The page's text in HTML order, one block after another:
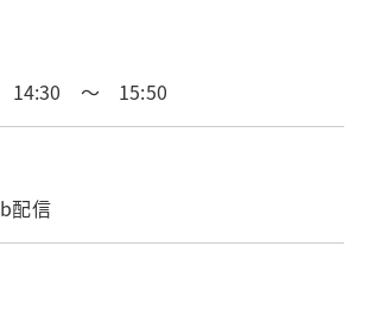
14:30 ～ 15:50
配信